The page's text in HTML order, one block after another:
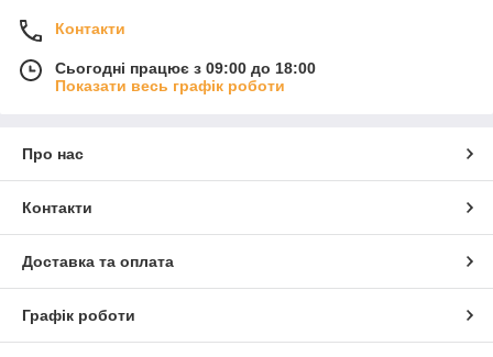
Контакти
Сьогодні працює з 09:00 до 18:00
Показати весь графік роботи
Про нас
Контакти
Доставка та оплата
Графік роботи